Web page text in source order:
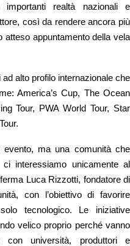
realtà nazionali e
così da rendere ancora più
atteso appuntamento della vela
alto profilo internazionale che
America’s Cup, The Ocean
Tour, PWA World Tour, Star
ma una comunità che
interessiamo unicamente al
Luca Rizzotti, fondatore di
con l’obiettivo di favorire
tecnologico. Le iniziative
velico proprio perché vanno
università, produttori e